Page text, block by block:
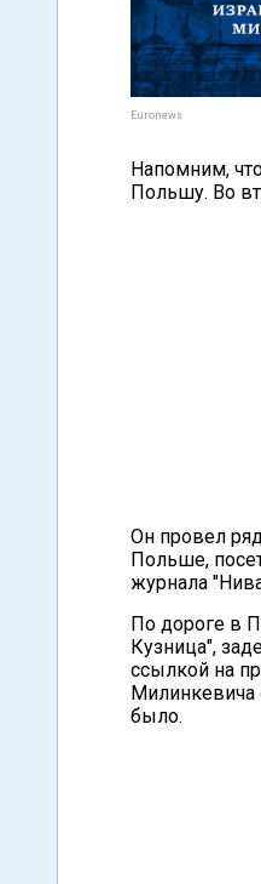
Euronews
Напомним,
Польшу. Во
Он провел
Польше,
журнала
По дороге в
Кузница",
ссылкой на
Милинкевича
было.